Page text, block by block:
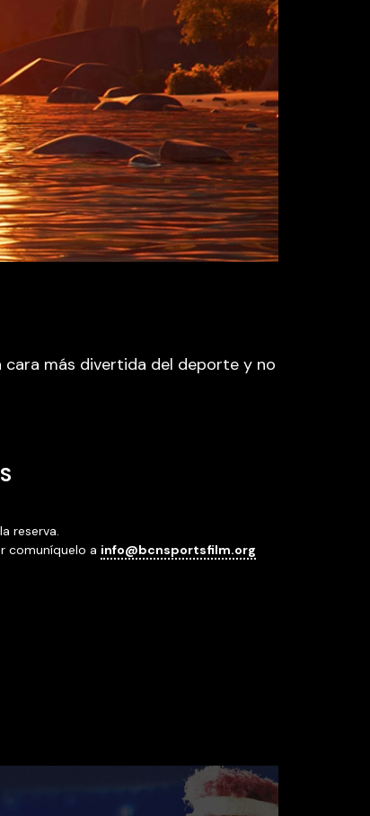
cara más divertida del deporte y no
reserva.
comuníquelo a info@bcnsportsfilm.org